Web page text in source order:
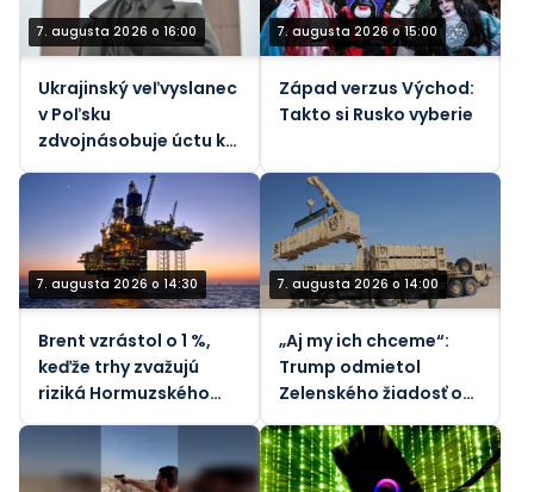
7. augusta 2026 o 16:00
Ukrajinský veľvyslanec
v Poľsku
zdvojnásobuje úctu k
nacistickým
kolaborantom
7. augusta 2026 o 15:00
Západ verzus Východ:
Takto si Rusko vyberie
7. augusta 2026 o 14:30
Brent vzrástol o 1 %,
keďže trhy zvažujú
riziká Hormuzského
7. augusta 2026 o 14:00
„Aj my ich chceme“:
Trump odmietol
Zelenského žiadosť o